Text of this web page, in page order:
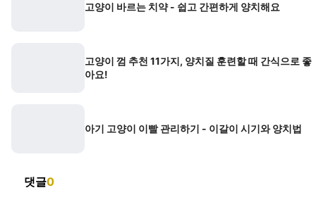
고양이 바르는 치약 - 쉽고 간편하게 양치해요
고양이 껌 추천 11가지, 양치질 훈련할 때 간식으로 좋
아요!
아기 고양이 이빨 관리하기 - 이갈이 시기와 양치법
댓글0